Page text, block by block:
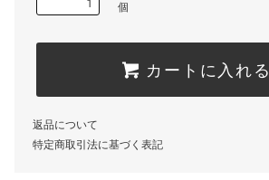
個
カートに入れる
返品について
特定商取引法に基づく表記